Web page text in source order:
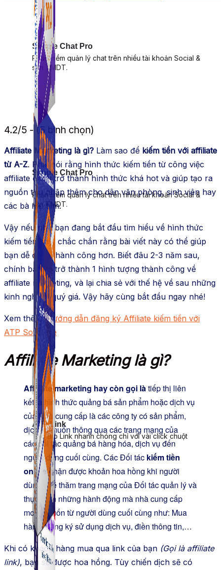
Simple Chat Pro
Phần mềm quản lý chat trên nhiều tài khoản Social &
sàn TMDT.
ATP Link
Tạo Bio Link nhanh chóng chỉ với vài click chuột
Simple Chat Pro
Phần mềm quản lý chat trên nhiều tài khoản Social &
sàn TMDT.
4.2/5 - (5 bình chọn)
Affiliate Marketing là gì? Làm sao để kiếm tiền với affiliate
từ A-Z. Phải nói rằng hình thức kiếm tiền từ công việc
affiliate đang trở thành hình thức khá hot và giúp tạo ra
nguồn thu nhập thêm cho dân văn phòng, sinh viên hay
các bà mẹ bỉm.
Vậy nếu như bạn đang bắt đầu tìm hiểu về hình thức
kiếm tiền này, chắc chắn rằng bài viết này có thể giúp
bạn dễ dàng thành công hơn. Biết đâu 2-3 năm sau,
chính bạn lại trở thành 1 hình tượng thành công về
affiliate marketing, và lại chia sẻ với thế hệ về sau những
kinh nghiệm quý giá. Vậy hãy cùng bắt đầu ngay nhé!
Xem thêm:Hướng dẫn đăng ký Affiliate kiếm tiền với
ATP Software
Affiliate Marketing là gì?
Affiliate marketing hay còn gọi làtiếp thị liên
kết là hình thức quảng bá sản phẩm hoặc dịch vụ
của Nhà cung cấp là các công ty có sản phẩm,
dịch vụ muốn thông qua các trang mạng của
các đối tác quảng bá hàng hóa, dịch vụ đến
người dùng cuối cùng. Các Đối tác kiếm tiền
onlinenhận được khoản hoa hồng khi người
dùng ghé thăm trang mạng của Đối tác quản lý và
thực hiện những hành động mà nhà cung cấp
mong muốn từ người dùng cuối cùng như: Mua
hàng, đăng ký sử dụng dịch vụ, điền thông tin,…
Khi có khách hàng mua qua link của bạn (Gọi là affiliate
link), bạn sẽ được hoa hồng. Tùy chiến dịch sẽ có